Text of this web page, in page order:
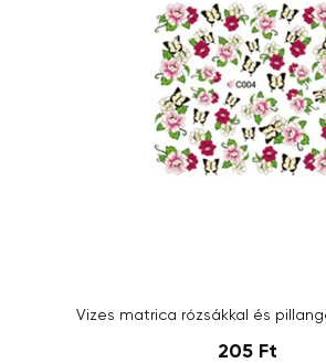
Vizes matrica rózsákkal és
205 Ft